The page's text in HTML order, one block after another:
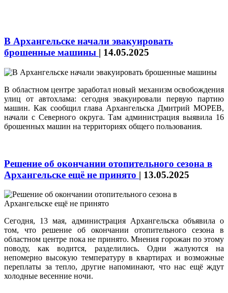
В Архангельске начали эвакуировать
брошенные машины | 14.05.2025
В областном центре заработал новый механизм освобождения
улиц от автохлама: сегодня эвакуировали первую партию
машин. Как сообщил глава Архангельска Дмитрий МОРЕВ,
начали с Северного округа. Там администрация выявила 16
брошенных машин на территориях общего пользования.
Решение об окончании отопительного сезона в
Архангельске ещё не принято | 13.05.2025
Сегодня, 13 мая, администрация Архангельска объявила о
том, что решение об окончании отопительного сезона в
областном центре пока не принято. Мнения горожан по этому
поводу, как водится, разделились. Одни жалуются на
непомерно высокую температуру в квартирах и возможные
переплаты за тепло, другие напоминают, что нас ещё ждут
холодные весенние ночи.